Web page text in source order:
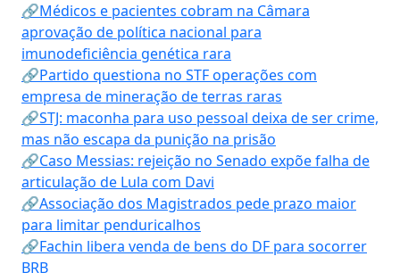
🔗Médicos e pacientes cobram na Câmara
aprovação de política nacional para
imunodeficiência genética rara
🔗Partido questiona no STF operações com
empresa de mineração de terras raras
🔗STJ: maconha para uso pessoal deixa de ser crime,
mas não escapa da punição na prisão
🔗Caso Messias: rejeição no Senado expõe falha de
articulação de Lula com Davi
🔗Associação dos Magistrados pede prazo maior
para limitar penduricalhos
🔗Fachin libera venda de bens do DF para socorrer
BRB